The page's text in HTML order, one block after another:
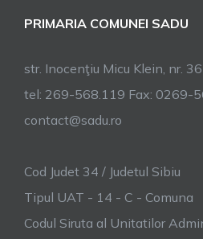
PRIMARIA COMUNEI SADU
str. Inocenţiu Micu Klein, nr. 36
tel: 269-568.119 Fax: 0269-
contact@sadu.ro
Cod Judet 34 / Judetul Sibiu
Tipul UAT - 14 - C - Comuna
Codul Siruta al Unitatilor